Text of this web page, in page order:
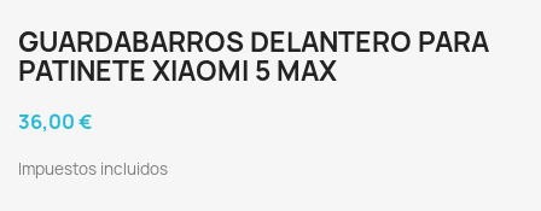
GUARDABARROS DELANTERO PARA
PATINETE XIAOMI 5 MAX
36,00 €
Impuestos incluidos